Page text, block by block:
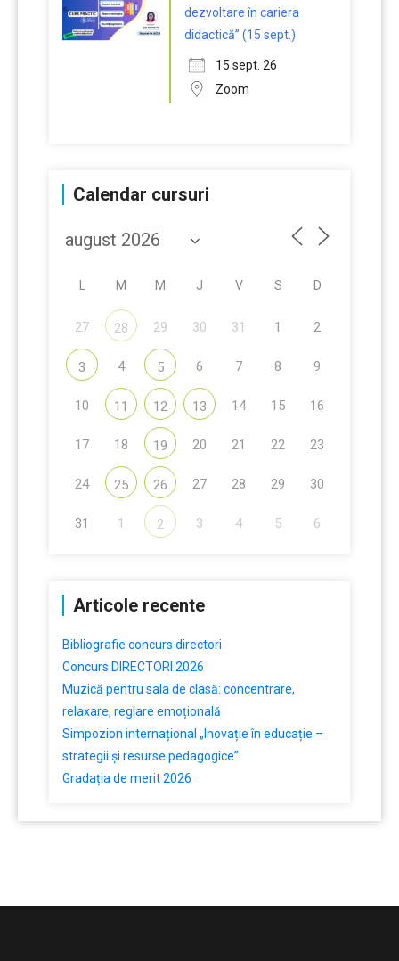
dezvoltare în cariera
didactică” (15 sept.)
15 sept. 26
Zoom
Calendar cursuri
M M J V S D
27 28 29 30 31 1 2
3 4 5 6 7 8 9
10 11 12 13 14 15 16
17 18 19 20 21 22 23
24 25 26 27 28 29 30
31 1 2 3 4 5 6
Articole recente
Bibliografie concurs directori
Concurs DIRECTORI 2026
Muzică pentru sala de clasă: concentrare,
relaxare, reglare emoțională
Simpozion internațional „Inovație în educație –
strategii și resurse pedagogice”
Gradația de merit 2026